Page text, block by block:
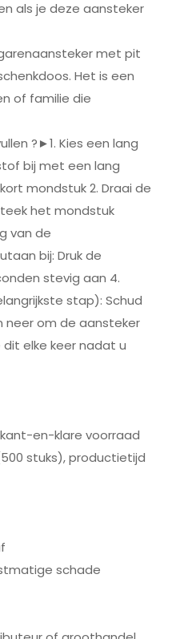
als je deze aansteker
met pit
Het is een
of familie die
?►1. Kies een lang
bij met een lang
mondstuk 2. Draai de
het mondstuk
van de
bij: Druk de
stevig aan 4.
stap): Schud
neer om de aansteker
elke keer nadat u
kant-en-klare voorraad
stuks), productietijd
schade